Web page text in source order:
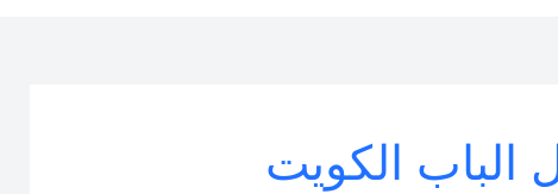
الباب الكويت